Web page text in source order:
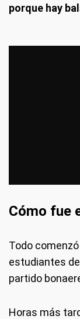
porque hay
Cómo fue
Todo
estudiantes de
partido
Horas más